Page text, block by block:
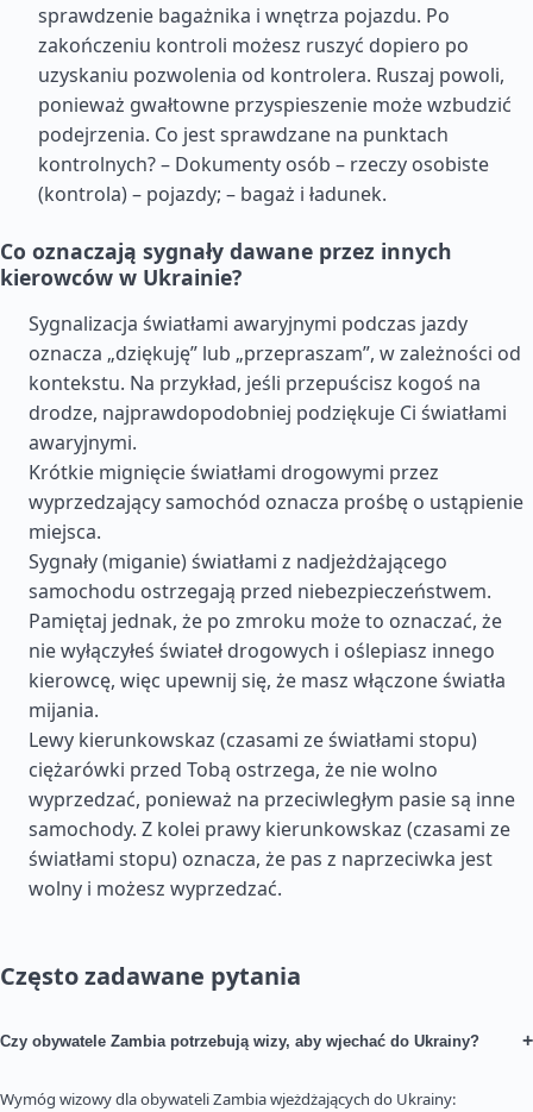
sprawdzenie bagażnika i wnętrza pojazdu. Po
zakończeniu kontroli możesz ruszyć dopiero po
uzyskaniu pozwolenia od kontrolera. Ruszaj powoli,
ponieważ gwałtowne przyspieszenie może wzbudzić
podejrzenia. Co jest sprawdzane na punktach
kontrolnych? – Dokumenty osób – rzeczy osobiste
(kontrola) – pojazdy; – bagaż i ładunek.
Co oznaczają sygnały dawane przez innych
kierowców w Ukrainie?
Sygnalizacja światłami awaryjnymi podczas jazdy
oznacza „dziękuję” lub „przepraszam”, w zależności od
kontekstu. Na przykład, jeśli przepuścisz kogoś na
drodze, najprawdopodobniej podziękuje Ci światłami
awaryjnymi.
Krótkie mignięcie światłami drogowymi przez
wyprzedzający samochód oznacza prośbę o ustąpienie
miejsca.
Sygnały (miganie) światłami z nadjeżdżającego
samochodu ostrzegają przed niebezpieczeństwem.
Pamiętaj jednak, że po zmroku może to oznaczać, że
nie wyłączyłeś świateł drogowych i oślepiasz innego
kierowcę, więc upewnij się, że masz włączone światła
mijania.
Lewy kierunkowskaz (czasami ze światłami stopu)
ciężarówki przed Tobą ostrzega, że nie wolno
wyprzedzać, ponieważ na przeciwległym pasie są inne
samochody. Z kolei prawy kierunkowskaz (czasami ze
światłami stopu) oznacza, że pas z naprzeciwka jest
wolny i możesz wyprzedzać.
Często zadawane pytania
Czy obywatele Zambia potrzebują wizy, aby wjechać do Ukrainy? +
Wymóg wizowy dla obywateli Zambia wjeżdżających do Ukrainy: